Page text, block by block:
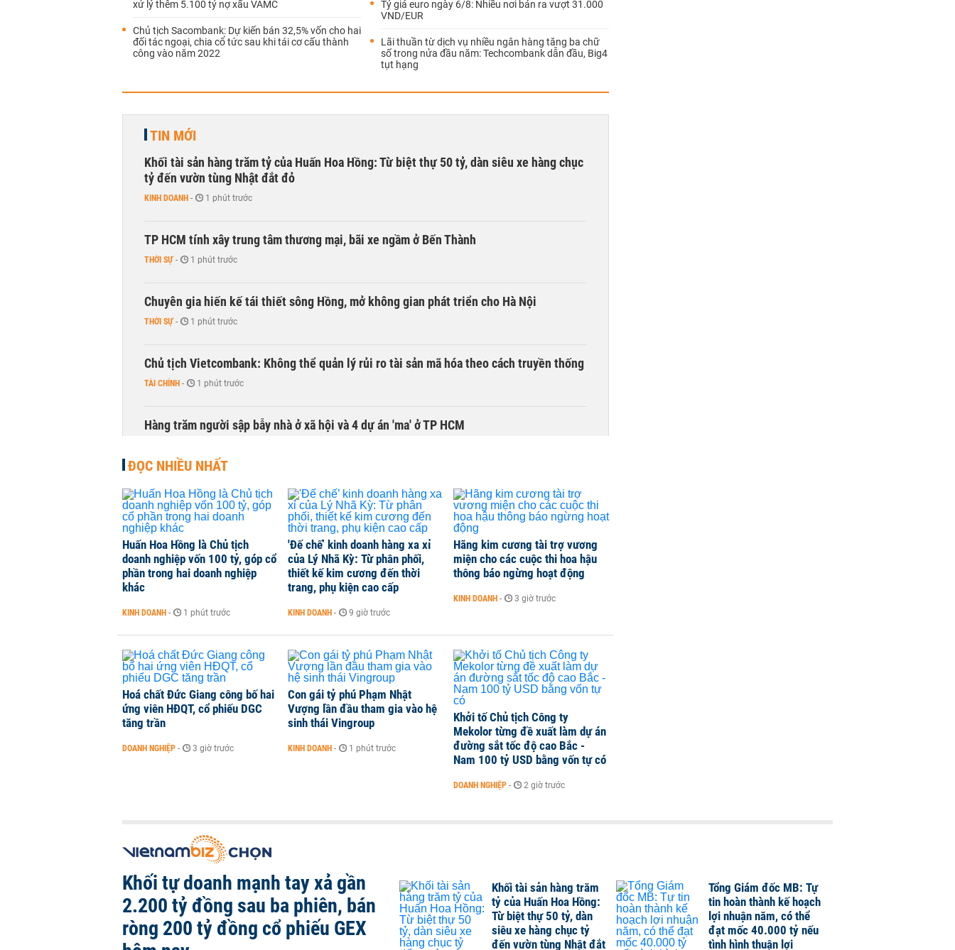
xử lý thêm 5.100 tỷ nợ xấu VAMC
Chủ tịch Sacombank: Dự kiến bán 32,5% vốn cho hai
đối tác ngoại, chia cổ tức sau khi tái cơ cấu thành
công vào năm 2022
Tỷ giá euro ngày 6/8: Nhiều nơi bán ra vượt 31.000
VND/EUR
Lãi thuần từ dịch vụ nhiều ngân hàng tăng ba chữ
số trong nửa đầu năm: Techcombank dẫn đầu, Big4
tụt hạng
TIN MỚI
Khối tài sản hàng trăm tỷ của Huấn Hoa Hồng: Từ biệt thự 50 tỷ, dàn siêu xe hàng chục
tỷ đến vườn tùng Nhật đắt đỏ
KINH DOANH - 1 phút trước
TP HCM tính xây trung tâm thương mại, bãi xe ngầm ở Bến Thành
THỜI SỰ - 1 phút trước
Chuyên gia hiến kế tái thiết sông Hồng, mở không gian phát triển cho Hà Nội
THỜI SỰ - 1 phút trước
Chủ tịch Vietcombank: Không thể quản lý rủi ro tài sản mã hóa theo cách truyền thống
TÀI CHÍNH - 1 phút trước
Hàng trăm người sập bẫy nhà ở xã hội và 4 dự án 'ma' ở TP HCM
Tổng Bí thư, Chủ tịch nước: Làm rõ trách nhiệm khi dự án chậm tiến độ, đội vốn
THỜI SỰ - 1 phút trước
Quảng Ninh tính chi 80.000 tỷ đồng làm đường sắt kết nối Trung Quốc
THỜI SỰ - 1 phút trước
Tổng Giám đốc MB: Tự tin hoàn thành kế hoạch lợi nhuận năm, có thể đạt mốc 40.000
ĐỌC NHIỀU NHẤT
Huấn Hoa Hồng là Chủ tịch
doanh nghiệp vốn 100 tỷ, góp cổ
phần trong hai doanh nghiệp
khác
KINH DOANH - 1 phút trước
'Đế chế’ kinh doanh hàng xa xỉ
của Lý Nhã Kỳ: Từ phân phối,
thiết kế kim cương đến thời
trang, phụ kiện cao cấp
KINH DOANH - 9 giờ trước
Hãng kim cương tài trợ vương
miện cho các cuộc thi hoa hậu
thông báo ngừng hoạt động
KINH DOANH - 3 giờ trước
Hoá chất Đức Giang công bố hai
ứng viên HĐQT, cổ phiếu DGC
tăng trần
DOANH NGHIỆP - 3 giờ trước
Con gái tỷ phú Phạm Nhật
Vượng lần đầu tham gia vào hệ
sinh thái Vingroup
KINH DOANH - 1 phút trước
Khởi tố Chủ tịch Công ty
Mekolor từng đề xuất làm dự án
đường sắt tốc độ cao Bắc -
Nam 100 tỷ USD bằng vốn tự có
DOANH NGHIỆP - 2 giờ trước
Khối tự doanh mạnh tay xả gần
2.200 tỷ đồng sau ba phiên, bán
ròng 200 tỷ đồng cổ phiếu GEX
Khối tài sản hàng trăm
tỷ của Huấn Hoa Hồng:
Từ biệt thự 50 tỷ, dàn
siêu xe hàng chục tỷ
đến vườn tùng Nhật đắt
Tổng Giám đốc MB: Tự
tin hoàn thành kế hoạch
lợi nhuận năm, có thể
đạt mốc 40.000 tỷ nếu
tình hình thuận lợi